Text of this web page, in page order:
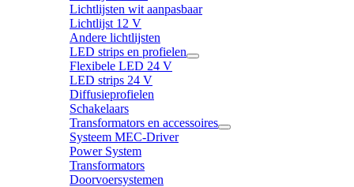
Lichtlijsten wit aanpasbaar
Lichtlijst 12 V
Andere lichtlijsten
LED strips en profielen
Flexibele LED 24 V
LED strips 24 V
Diffusieprofielen
Schakelaars
Transformators en accessoires
Systeem MEC-Driver
Power System
Transformators
Doorvoersystemen